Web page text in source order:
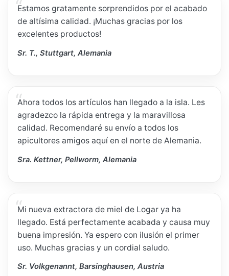
Estamos gratamente sorprendidos por el acabado
de altísima calidad. ¡Muchas gracias por los
excelentes productos!
Sr. T., Stuttgart, Alemania
Ahora todos los artículos han llegado a la isla. Les
agradezco la rápida entrega y la maravillosa
calidad. Recomendaré su envío a todos los
apicultores amigos aquí en el norte de Alemania.
Sra. Kettner, Pellworm, Alemania
Mi nueva extractora de miel de Logar ya ha
llegado. Está perfectamente acabada y causa muy
buena impresión. Ya espero con ilusión el primer
uso. Muchas gracias y un cordial saludo.
Sr. Volkgenannt, Barsinghausen, Austria